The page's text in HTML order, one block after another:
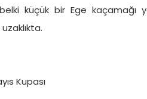
küçük bir Ege kaçamağı
Kupası